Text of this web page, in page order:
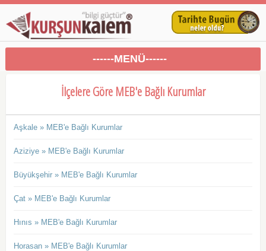
------MENÜ------
İlçelere Göre MEB'e Bağlı Kurumlar
Aşkale » MEB'e Bağlı Kurumlar
Aziziye » MEB'e Bağlı Kurumlar
Büyükşehir » MEB'e Bağlı Kurumlar
Çat » MEB'e Bağlı Kurumlar
Hınıs » MEB'e Bağlı Kurumlar
Horasan » MEB'e Bağlı Kurumlar